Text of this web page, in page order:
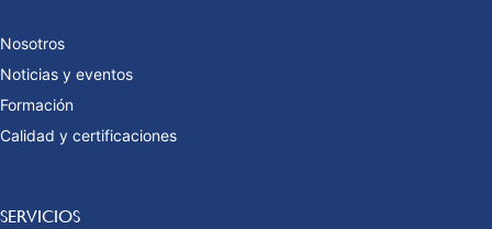
Nosotros
Noticias y eventos
Formación
Calidad y certificaciones
SERVICIOS